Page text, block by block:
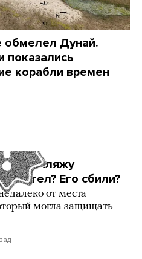
обмелел Дунай.
показались
корабли времен
по пляжу
летел? Его сбили?
от места
могла защищать